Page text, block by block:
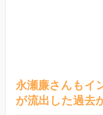
永瀬廉さんもイ
が流出した過去